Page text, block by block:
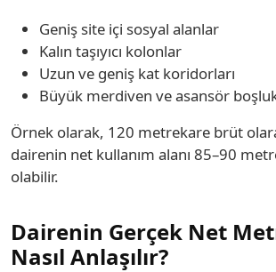
Geniş site içi sosyal alanlar
Kalın taşıyıcı kolonlar
Uzun ve geniş kat koridorları
Büyük merdiven ve asansör
Örnek olarak, 120 metrekare brüt
dairenin net kullanım alanı 85–90
olabilir.
Dairenin Gerçek Net
Nasıl Anlaşılır?